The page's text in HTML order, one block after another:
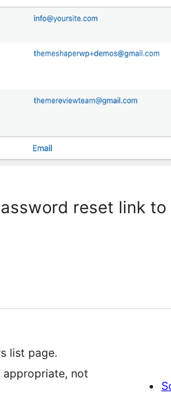
reset link
list page.
appropriate, not